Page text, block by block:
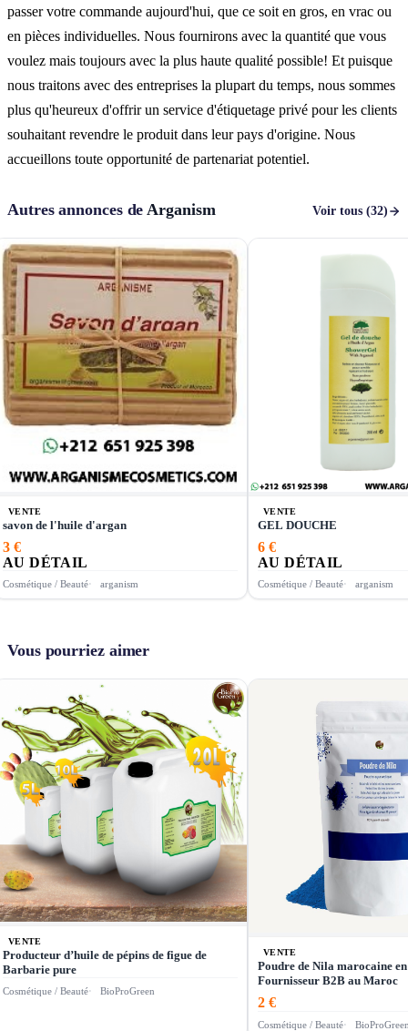
passer votre commande aujourd'hui, que ce soit en gros, en vrac ou
en pièces individuelles. Nous fournirons avec la quantité que vous
voulez mais toujours avec la plus haute qualité possible! Et puisque
nous traitons avec des entreprises la plupart du temps, nous sommes
plus qu'heureux d'offrir un service d'étiquetage privé pour les clients
souhaitant revendre le produit dans leur pays d'origine. Nous
accueillons toute opportunité de partenariat potentiel.
Autres annonces deArganism Voir tous (32)
VENTE
savon de l'huile d'argan
3 €
AU DÉTAIL
Cosmétique / Beauté arganism
VENTE
GEL DOUCHE
6 €
AU DÉTAIL
Cosmétique / Beauté arganism
Vous pourriez aimer
VENTE
Producteur d’huile de pépins de figue de
Barbarie pure
Cosmétique / Beauté BioProGreen
VENTE
Poudre de Nila marocaine
Fournisseur B2B au Maroc
2 €
Cosmétique / Beauté